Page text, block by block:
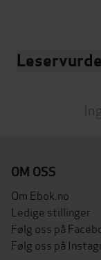
OM OSS
Om Ebok.no
Ledige stillinger
Følg oss på
Følg oss på